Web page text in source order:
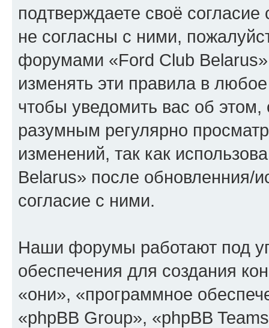
подтверждаете своё
не согласны с ними,
форумами «Ford Club
изменять эти правила в
чтобы уведомить вас об
разумным регулярно
изменений, так как
Belarus» после обновленния/
согласие с ними.
Наши форумы работают под
обеспечения для создания
«они», «программное
«phpBB Group», «phpBB